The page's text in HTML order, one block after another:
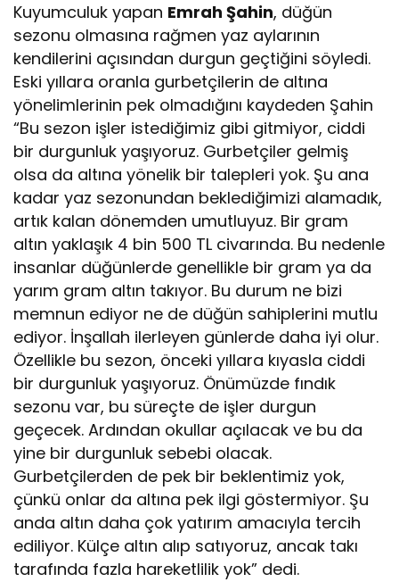
Kuyumculuk yapan Emrah Şahin, düğün
sezonu olmasına rağmen yaz aylarının
kendilerini açısından durgun geçtiğini söyledi.
Eski yıllara oranla gurbetçilerin de altına
yönelimlerinin pek olmadığını kaydeden Şahin
“Bu sezon işler istediğimiz gibi gitmiyor, ciddi
bir durgunluk yaşıyoruz. Gurbetçiler gelmiş
olsa da altına yönelik bir talepleri yok. Şu ana
kadar yaz sezonundan beklediğimizi alamadık,
artık kalan dönemden umutluyuz. Bir gram
altın yaklaşık 4 bin 500 TL civarında. Bu nedenle
insanlar düğünlerde genellikle bir gram ya da
yarım gram altın takıyor. Bu durum ne bizi
memnun ediyor ne de düğün sahiplerini mutlu
ediyor. İnşallah ilerleyen günlerde daha iyi olur.
Özellikle bu sezon, önceki yıllara kıyasla ciddi
bir durgunluk yaşıyoruz. Önümüzde fındık
sezonu var, bu süreçte de işler durgun
geçecek. Ardından okullar açılacak ve bu da
yine bir durgunluk sebebi olacak.
Gurbetçilerden de pek bir beklentimiz yok,
çünkü onlar da altına pek ilgi göstermiyor. Şu
anda altın daha çok yatırım amacıyla tercih
ediliyor. Külçe altın alıp satıyoruz, ancak takı
tarafında fazla hareketlilik yok” dedi.